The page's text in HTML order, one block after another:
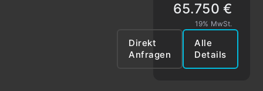
Alle
Details
Direkt
Anfragen
65.750 €
19% MwSt.